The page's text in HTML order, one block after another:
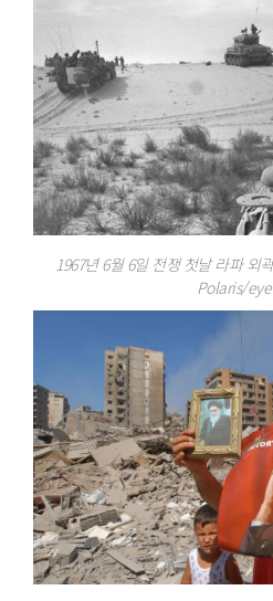
1967년 6월 6일 전쟁 첫날 라파 외
Polaris/